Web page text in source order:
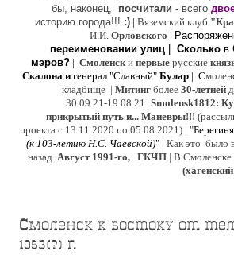
бы, наконец, посчитали - всего
историю города!!! :) | Вяземский клуб
И.И. Орловского |
переименовании улиц
Сколько в
мэров? | Смоленски первые русские
Скалона и генерал "Славный" Булар | С
кладбище | Митинг более 30-летней
30.09.21-19.08.21: Smolensk1812:
прикрытый путь и... Маневры!!!
проекта с 13.11.2020 по 05.08.2021) | "Б
(к 103-летию Н.С. Чаевской)" | Как это было
назад. Август 1991-го, ГКЧП | В Смоленске
Смоленск к востоку от
1953(?) г.